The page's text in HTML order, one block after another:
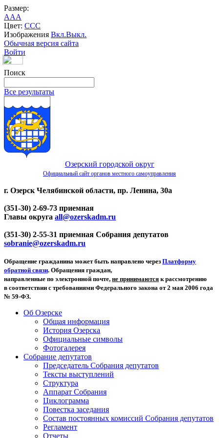
Размер:
AAA
Цвет: CCC
Изображения Вкл.Выкл.
Обычная версия сайта
Войти
Поиск
Все результаты
Озерский городской округ
Официальный сайт органов местного самоуправления
г. Озерск Челябинской области, пр. Ленина, 30а
(351-30) 2-69-73 приемная
Главы округа all@ozerskadm.ru
(351-30) 2-55-31 приемная Собрания депутатов
sobranie@ozerskadm.ru
Обращение гражданина может быть направлено через Платформу
обратной связи. Обращения граждан,
направленные по электронной почте, не принимаются к рассмотрению
в соответствии с требованиями Федерального закона от 2 мая 2006 года
№ 59-ФЗ.
Об Озерске
Общая информация
История Озерска
Официальные символы
Фотогалерея
Собрание депутатов
Председатель Собрания депутатов
Тексты выступлений
Структура
Аппарат Собрания
Циклограмма
Повестка заседания
Состав постоянных комиссий Собрания депутатов
Регламент
Отчеты